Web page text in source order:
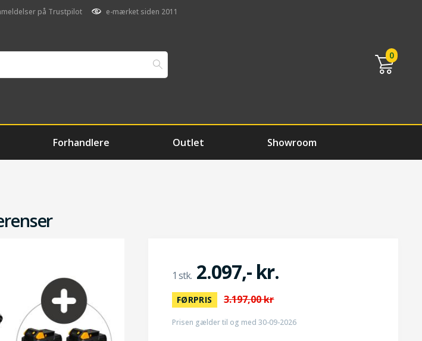
på Trustpilot e-mærket siden 2011
0
Forhandlere Outlet Showroom
2.097,- kr.
FØRPRIS 3.197,00 kr
Prisen gælder til og med 30-09-2026